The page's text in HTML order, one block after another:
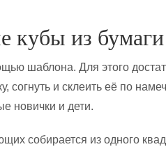
кубы из бумаги
шаблона. Для этого
согнуть и склеить её по
новички и дети.
собирается из одного